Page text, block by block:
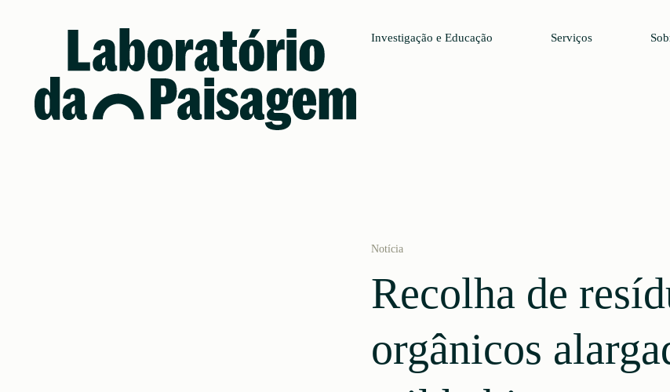
Investigação e Educação Serviços
Notícia
Recolha de
orgânicos